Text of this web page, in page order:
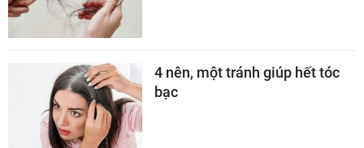
4 nên, một tránh giúp hết tóc
bạc